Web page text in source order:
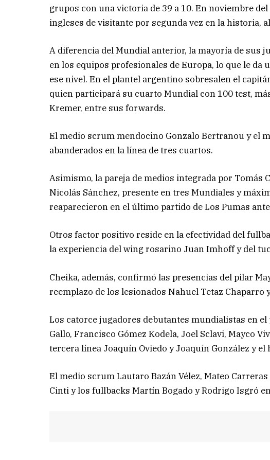
grupos con una victoria de 39 a 10. En noviembre
ingleses de visitante por segunda vez en la historia,
A diferencia del Mundial anterior, la mayoría de sus
en los equipos profesionales de Europa, lo que le
ese nivel. En el plantel argentino sobresalen el
quien participará su cuarto Mundial con 100 test,
Kremer, entre sus forwards.
El medio scrum mendocino Gonzalo Bertranou y el
abanderados en la línea de tres cuartos.
Asimismo, la pareja de medios integrada por
Nicolás Sánchez, presente en tres Mundiales y
reaparecieron en el último partido de Los Pumas
Otros factor positivo reside en la efectividad del
la experiencia del wing rosarino Juan Imhoff y del
Cheika, además, confirmó las presencias del pilar
reemplazo de los lesionados Nahuel Tetaz Chaparro
Los catorce jugadores debutantes mundialistas en
Gallo, Francisco Gómez Kodela, Joel Sclavi, Mayco
tercera línea Joaquín Oviedo y Joaquín González y
El medio scrum Lautaro Bazán Vélez, Mateo
Cinti y los fullbacks Martín Bogado y Rodrigo Isgró